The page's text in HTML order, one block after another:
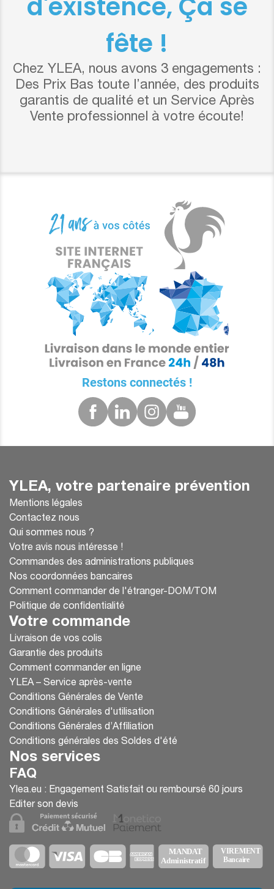
fête !
Chez YLEA, nous avons 3 engagements :
Des Prix Bas toute l’année, des produits
garantis de qualité et un Service Après
Vente professionnel à votre écoute!
Restons connectés !
YLEA, votre partenaire prévention
Mentions légales
Contactez nous
Qui sommes nous ?
Votre avis nous intéresse !
Commandes des administrations publiques
Nos coordonnées bancaires
Comment commander de l'étranger-DOM/TOM
Politique de confidentialité
Votre commande
Livraison de vos colis
Garantie des produits
Comment commander en ligne
YLEA – Service après-vente
Conditions Générales de Vente
Conditions Générales d'utilisation
Conditions Générales d’Affiliation
Conditions générales des Soldes d'été
Nos services
FAQ
Ylea.eu : Engagement Satisfait ou remboursé 60 jours
Editer son devis